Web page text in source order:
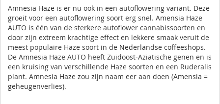
Amnesia Haze is er nu ook in een autoflowering variant. Deze
groeit voor een autoflowering soort erg snel. Amensia Haze
AUTO is één van de sterkere autoflower cannabissoorten en
door zijn extreem krachtige effect en lekkere smaak veruit de
meest populaire Haze soort in de Nederlandse coffeeshops.
De Amnesia Haze AUTO heeft Zuidoost-Aziatische genen en is
een kruising van verschillende Haze soorten en een Ruderalis
plant. Amnesia Haze zou zijn naam eer aan doen (Amensia =
geheugenverlies).